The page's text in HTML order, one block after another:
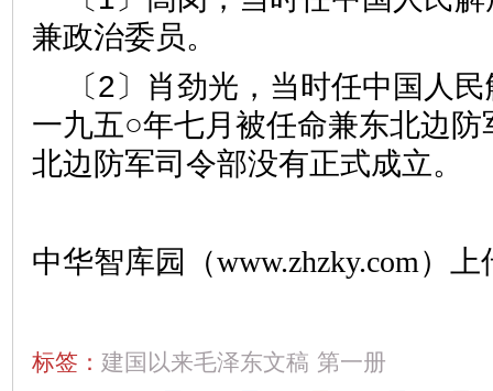
兼政治委员。
〔2〕肖劲光，当时任中国人
一九五○年七月被任命兼东北边
北边防军司令部没有正式成立。
中华智库园（www.zhzky.com）上
标签： 建国以来毛泽东文稿 第一册